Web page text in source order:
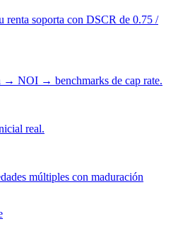
renta soporta con DSCR de 0.75 /
→ NOI → benchmarks de cap rate.
real.
múltiples con maduración